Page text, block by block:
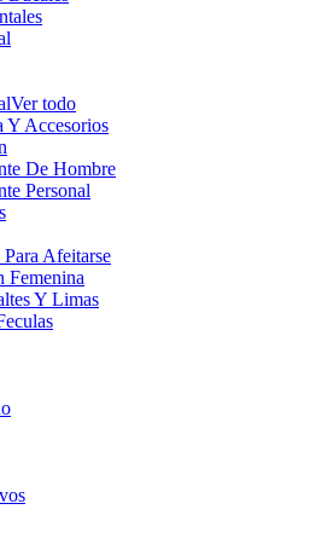
Ver todo
Y Accesorios
De Hombre
Personal
Afeitarse
Femenina
Y Limas